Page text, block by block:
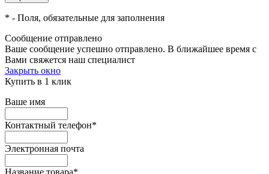
* - Поля, обязательные для заполнения
Сообщение отправлено
Ваше сообщение успешно отправлено. В ближайшее время с
Вами свяжется наш специалист
Закрыть окно
Купить в 1 клик
Ваше имя
Контактный телефон*
Электронная почта